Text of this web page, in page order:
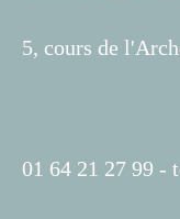
5, cours de
01 64 21 27 99 -